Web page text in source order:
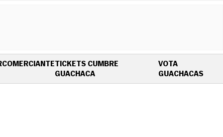
COMERCIANTETICKETS CUMBRE
GUACHACAOPENS IN NEW WINDOW
VOTA
GUACHACAS